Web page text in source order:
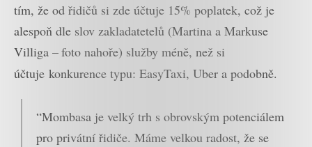
tím, že od řidičů si zde účtuje 15% poplatek, což je
alespoň dle slov zakladatetelů (Martina a Markuse
Villiga –foto nahoře) služby méně, než si
účtuje konkurence typu: EasyTaxi, Uber a podobně.
“Mombasa je velký trh s obrovským potenciálem
pro privátní řidiče. Máme velkou radost, že se